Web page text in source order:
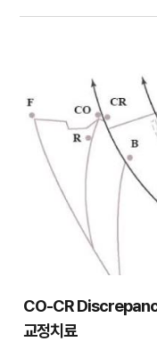
CO-CR
교정치료